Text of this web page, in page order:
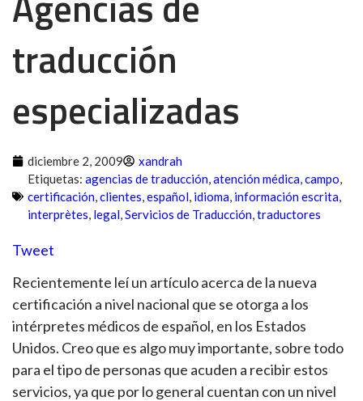
traducción
especializadas
diciembre 2, 2009
xandrah
Etiquetas: agencias de traducción,atención médica,campo,
certificación,clientes,español, idioma, información escrita,
interprètes, legal,Servicios de Traducción,traductores
Tweet
Recientemente leí un artículo acerca de la nueva
certificación a nivel nacional que se otorga a los
intérpretes médicos de español, en los Estados
Unidos. Creo que es algo muy importante, sobre todo
para el tipo de personas que acuden a recibir estos
servicios, ya que por lo general cuentan con un nivel